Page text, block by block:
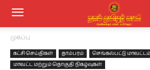
முகப்பு
கட்சி செய்திகள் தாம்பரம்
செங்கல்பட்டு மாவட்டம்
மாவட்ட மற்றும் தொகுதி நிகழ்வுகள்